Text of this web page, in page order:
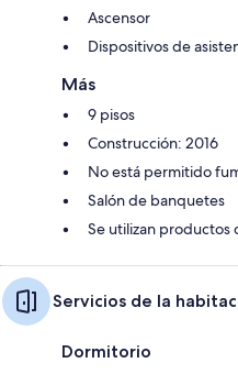
Ascensor
Dispositivos de
Más
9 pisos
Construcción: 2016
No está permitido
Salón de banquetes
Se utilizan productos
Servicios de la
Dormitorio